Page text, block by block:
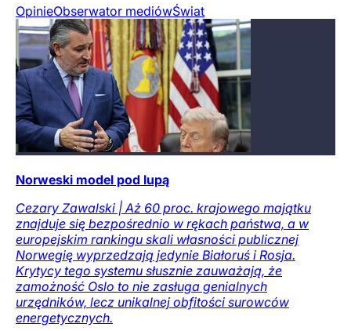
OpinieObserwator mediówŚwiat
Norweski model pod lupą
Cezary Zawalski | Aż 60 proc. krajowego majątku
znajduje się bezpośrednio w rękach państwa, a w
europejskim rankingu skali własności publicznej
Norwegię wyprzedzają jedynie Białoruś i Rosja.
Krytycy tego systemu słusznie zauważają, że
zamożność Oslo to nie zasługa genialnych
urzędników, lecz unikalnej obfitości surowców
energetycznych.